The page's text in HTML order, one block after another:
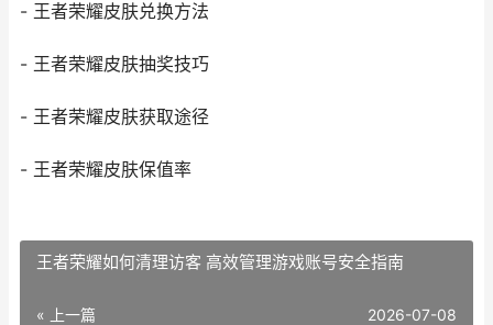
- 王者荣耀皮肤兑换方法
- 王者荣耀皮肤抽奖技巧
- 王者荣耀皮肤获取途径
- 王者荣耀皮肤保值率
王者荣耀如何清理访客 高效管理游戏账号安全指南
« 上一篇 2026-07-08